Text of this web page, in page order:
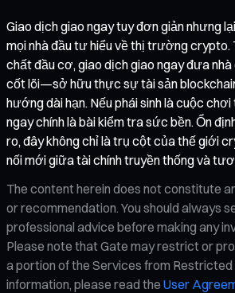
Giao dịch giao ngay tuy đơn giản nhưng
mọi nhà đầu tư hiểu về thị trường crypto.
chất đầu cơ, giao dịch giao ngay đưa
cốt lõi—sở hữu thực sự tài sản
hướng dài hạn. Nếu phái sinh là cuộc
ngay chính là bài kiểm tra sức bền. Ổn
ro, đây không chỉ là trụ cột của thế giới
nối mới giữa tài chính truyền thống và
The content herein does not constitute
or recommendation. You should always
professional advice before making any
Please note that Gate may restrict or
a portion of the Services from
information, please read the User